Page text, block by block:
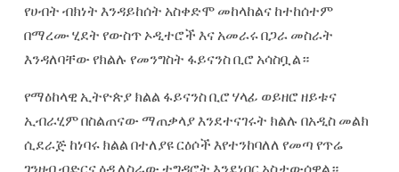
የሀብት ብክነት እንዳይከሰት አስቀድሞ መከላከልና ከተከሰተም
በማረሙ ሂደት የውስጥ ኦዲተሮች እና አመራሩ በጋራ መስራት
እንዳለባቸው የክልሉ የመንግስት ፋይናንስ ቢሮ አሳስቧል።
የማዕከላዊ ኢትዮጵያ ክልል ፋይናንስ ቢሮ ሃላፊ ወይዘሮ ዘይቱና
ኢብራሂም በስልጠናው ማጠቃላያ እንደተናገሩት ክልሉ በአዲስ መልክ
ሲደራጅ ከነባሩ ክልል በተለያዩ ርዕሶች እየተንከባለለ የመጣ የጥሬ
ገንዘብ ብድርና ዕዳ ለስራው ተግዳሮት እንደነበር አስታውሰዋል።